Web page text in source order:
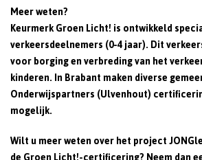
Meer weten?
Keurmerk Groen Licht! is ontwikkeld
verkeersdeelnemers (0-4 jaar). Dit
voor borging en verbreding van het
kinderen. In Brabant maken diverse
Onderwijspartners (Ulvenhout)
mogelijk.
Wilt u meer weten over het project